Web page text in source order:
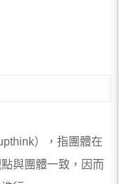
），指團體在
與團體一致，因而